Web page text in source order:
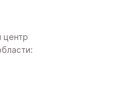
центр